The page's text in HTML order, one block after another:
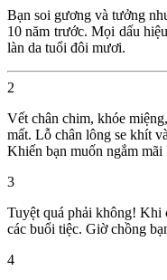
Bạn soi gương và tưởng
10 năm trước. Mọi dấu
làn da tuổi đôi mươi.
2
Vết chân chim, khóe
mất. Lỗ chân lông se khít
Khiến bạn muốn ngắm mãi
3
Tuyệt quá phải không! Khi
các buổi tiệc. Giờ chồng
4